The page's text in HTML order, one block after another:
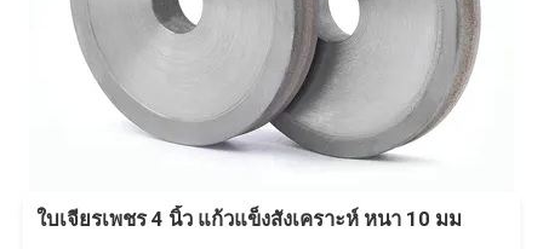
ใบเจียรเพชร 4 นิ้ว แก้วแข็งสังเคราะห์ หนา 10 มม